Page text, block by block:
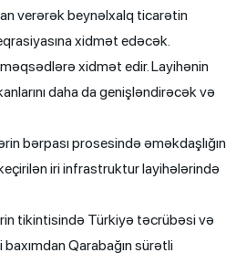
verərək beynəlxalq ticarətin
xidmət edəcək.
xidmət edir. Layihənin
daha da genişləndirəcək və
bərpası prosesində əməkdaşlığın
iri infrastruktur layihələrində
tikintisində Türkiyə təcrübəsi və
Qarabağın sürətli